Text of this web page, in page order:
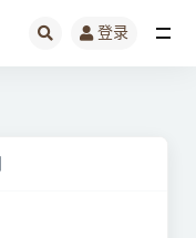
登录